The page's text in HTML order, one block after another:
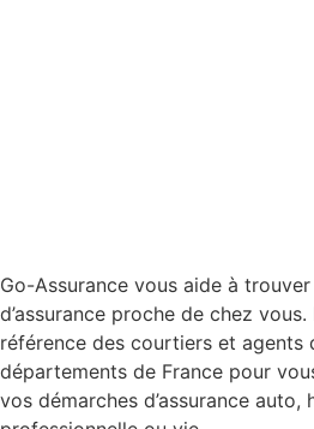
Go-Assurance vous aide à
d’assurance proche de chez
référence des courtiers et agents
départements de France pour
vos démarches d’assurance auto,